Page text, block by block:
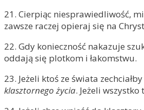
21. Cierpiąc niesprawiedliwość,
zawsze raczej opieraj się na
22. Gdy konieczność nakazuje
oddają się plotkom i łakomstwu.
23. Jeżeli ktoś ze świata zechciałby
klasztornego życia. Jeżeli